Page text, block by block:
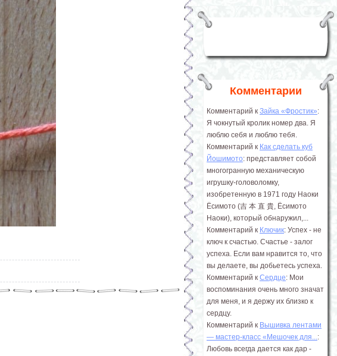
Комментарии
Комментарий к Зайка «Фростик»:
Я чокнутый кролик номер два. Я
люблю себя и люблю тебя.
Комментарий к Как сделать куб
Йошимото: представляет собой
многогранную механическую
игрушку-головоломку,
изобретенную в 1971 году Наоки
Ёсимото (吉 本 直 貴, Ёсимото
Наоки), который обнаружил,...
Комментарий к Ключик: Успех - не
ключ к счастью. Счастье - залог
успеха. Если вам нравится то, что
вы делаете, вы добьетесь успеха.
Комментарий к Сердце: Мои
воспоминания очень много значат
для меня, и я держу их близко к
сердцу.
Комментарий к Вышивка лентами
― мастер-класс «Мешочек для...:
Любовь всегда дается как дар -